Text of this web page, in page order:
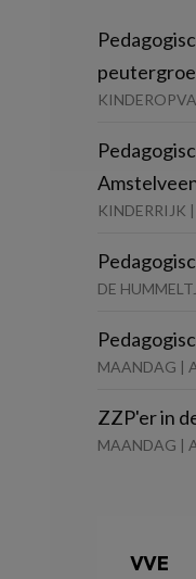
KINDERRIJK
DE
MAANDAG |
ZZP'er in
MAANDAG |
VVE